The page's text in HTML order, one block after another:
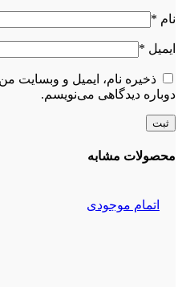
نام *
ایمیل *
ذخیره نام، ایمیل و وبسایت
دوباره دیدگاهی می‌نویسم.
محصولات مشابه
اتمام موجودی